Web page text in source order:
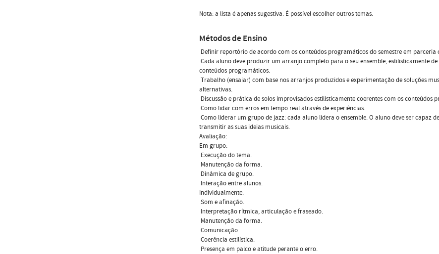
Nota: a lista é apenas sugestiva. É possível escolher outros temas.
Métodos de Ensino
 Definir reportório de acordo com os conteúdos programáticos do semestre em parceria
 Cada aluno deve produzir um arranjo completo para o seu ensemble, estilisticamente
conteúdos programáticos.
 Trabalho (ensaiar) com base nos arranjos produzidos e experimentação de soluções
alternativas.
 Discussão e prática de solos improvisados estilisticamente coerentes com os conteúdos
 Como lidar com erros em tempo real através de experiências.
 Como liderar um grupo de jazz: cada aluno lidera o ensemble. O aluno deve ser capaz
transmitir as suas ideias musicais.
Avaliação:
Em grupo:
 Execução do tema.
 Manutenção da forma.
 Dinâmica de grupo.
 Interação entre alunos.
Individualmente:
 Som e afinação.
 Interpretação rítmica, articulação e fraseado.
 Manutenção da forma.
 Comunicação.
 Coerência estilística.
 Presença em palco e atitude perante o erro.